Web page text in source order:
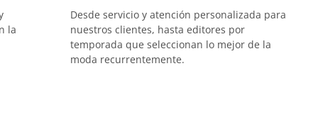
la
Desde servicio y atención personalizada para
nuestros clientes, hasta editores por
temporada que seleccionan lo mejor de la
moda recurrentemente.